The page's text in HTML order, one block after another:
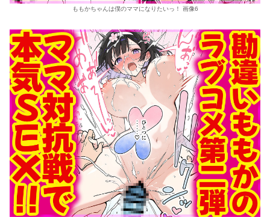
ももかちゃんは僕のママになりたいっ！ 画像6